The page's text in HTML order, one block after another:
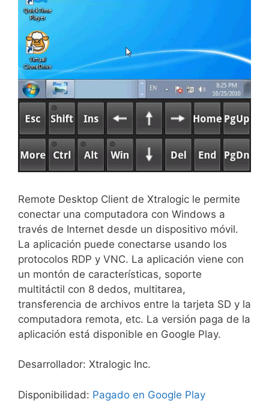
Remote Desktop Client de Xtralogic le permite
conectar una computadora con Windows a
través de Internet desde un dispositivo móvil.
La aplicación puede conectarse usando los
protocolos RDP y VNC. La aplicación viene con
un montón de características, soporte
multitáctil con 8 dedos, multitarea,
transferencia de archivos entre la tarjeta SD y la
computadora remota, etc. La versión paga de la
aplicación está disponible en Google Play.
Desarrollador: Xtralogic Inc.
Disponibilidad: Pagado en Google Play